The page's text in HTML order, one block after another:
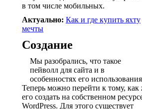
в том числе мобильных.
Актуально: Как и где купить яхту
мечты
Создание
Мы разобрались, что такое
пейволл для сайта и в
особенностях его
Теперь можно перейти к тому, как
его создать на собственном
WordPress. Для этого существует